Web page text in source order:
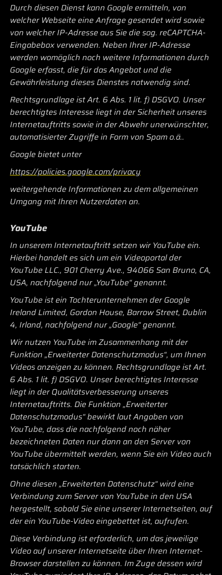
Durch diesen Dienst kann Google ermitteln, von
welcher Webseite eine Anfrage gesendet wird sowie
von welcher IP-Adresse aus Sie die sog. reCAPTCHA-
Eingabebox verwenden. Neben Ihrer IP-Adresse
werden womöglich noch weitere Informationen durch
Google erfasst, die für das Angebot und die
Gewährleistung dieses Dienstes notwendig sind.
Rechtsgrundlage ist Art. 6 Abs. 1 lit. f) DSGVO. Unser
berechtigtes Interesse liegt in der Sicherheit unseres
Internetauftritts sowie in der Abwehr unerwünschter,
automatisierter Zugriffe in Form von Spam o.ä..
Google bietet unter
https://policies.google.com/privacy
weitergehende Informationen zu dem allgemeinen
Umgang mit Ihren Nutzerdaten an.
YouTube
In unserem Internetauftritt setzen wir YouTube ein.
Hierbei handelt es sich um ein Videoportal der
YouTube LLC., 901 Cherry Ave., 94066 San Bruno, CA,
USA, nachfolgend nur „YouTube“ genannt.
YouTube ist ein Tochterunternehmen der Google
Ireland Limited, Gordon House, Barrow Street, Dublin
4, Irland, nachfolgend nur „Google“ genannt.
Wir nutzen YouTube im Zusammenhang mit der
Funktion „Erweiterter Datenschutzmodus“, um Ihnen
Videos anzeigen zu können. Rechtsgrundlage ist Art.
6 Abs. 1 lit. f) DSGVO. Unser berechtigtes Interesse
liegt in der Qualitätsverbesserung unseres
Internetauftritts. Die Funktion „Erweiterter
Datenschutzmodus“ bewirkt laut Angaben von
YouTube, dass die nachfolgend noch näher
bezeichneten Daten nur dann an den Server von
YouTube übermittelt werden, wenn Sie ein Video auch
tatsächlich starten.
Ohne diesen „Erweiterten Datenschutz“ wird eine
Verbindung zum Server von YouTube in den USA
hergestellt, sobald Sie eine unserer Internetseiten, auf
der ein YouTube-Video eingebettet ist, aufrufen.
Diese Verbindung ist erforderlich, um das jeweilige
Video auf unserer Internetseite über Ihren Internet-
Browser darstellen zu können. Im Zuge dessen wird